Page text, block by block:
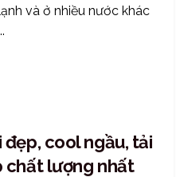
và ở nhiều nước khác
đẹp, cool ngầu, tải
chất lượng nhất